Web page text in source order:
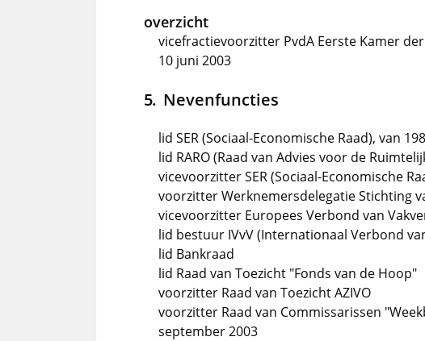
overzicht
vicefractievoorzitter PvdA Eerste Kamer
10 juni 2003
Nevenfuncties
lid SER (Sociaal-Economische Raad), van
lid RARO (Raad van Advies voor de
vicevoorzitter SER (Sociaal-Economische
voorzitter Werknemersdelegatie Stichting
vicevoorzitter Europees Verbond van
lid bestuur IVvV (Internationaal Verbond
lid Bankraad
lid Raad van Toezicht "Fonds van de Hoop"
voorzitter Raad van Toezicht AZIVO
voorzitter Raad van Commissarissen
september 2003